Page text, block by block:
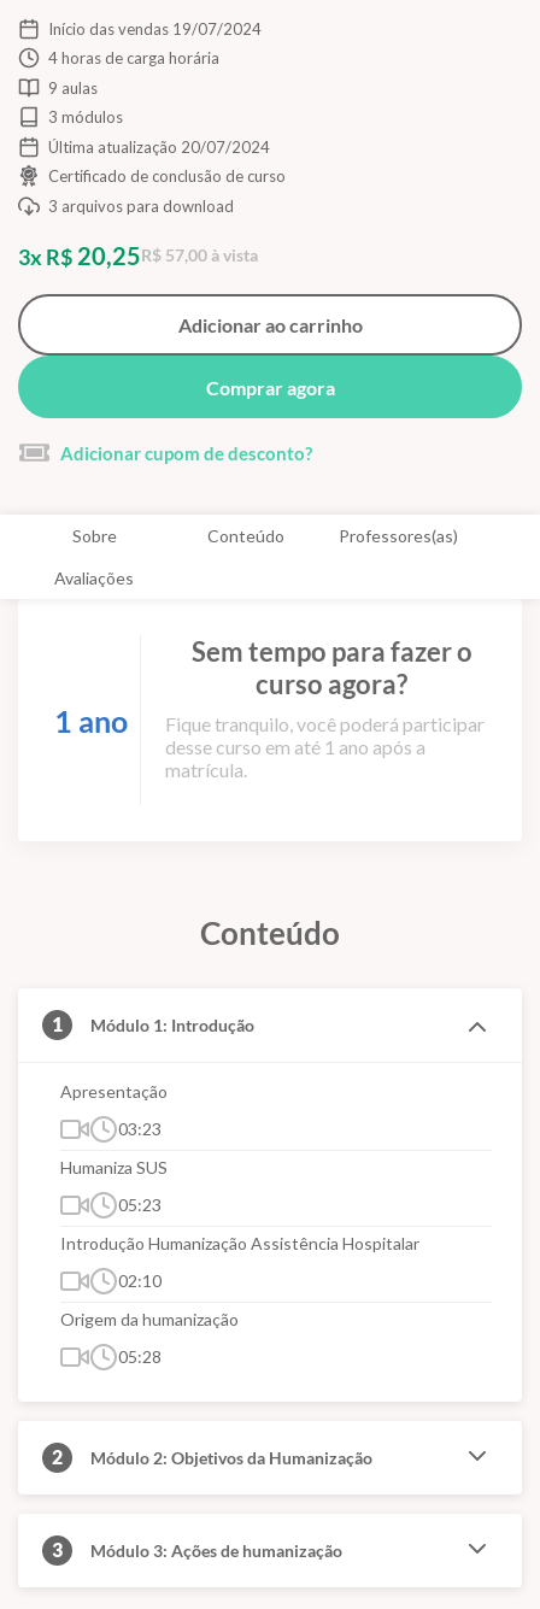
Início das vendas 19/07/2024
4 horas de carga horária
9 aulas
3 módulos
Última atualização 20/07/2024
Certificado de conclusão de curso
3 arquivos para download
3x R$ 20,25R$ 57,00 à vista
Adicionar ao carrinho
Comprar agora
Adicionar cupom de desconto?
Sobre Conteúdo Professores(as)
Avaliações
1 ano
Sem tempo para fazer o
curso agora?
Fique tranquilo, você poderá participar
desse curso em até 1 ano após a
matrícula.
Conteúdo
1 Módulo 1: Introdução
Apresentação
03:23
Humaniza SUS
05:23
Introdução Humanização Assistência Hospitalar
02:10
Origem da humanização
05:28
2 Módulo 2: Objetivos da Humanização
3 Módulo 3: Ações de humanização